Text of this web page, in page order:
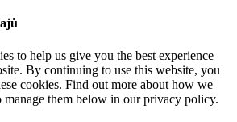
to help us give you the best experience
By continuing to use this website, you
cookies. Find out more about how we
manage them below in our privacy policy.